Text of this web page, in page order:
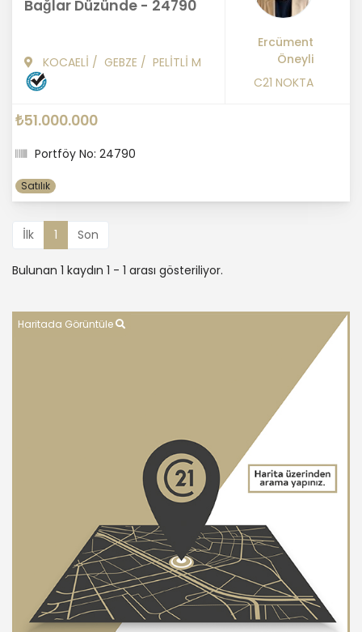
Bağlar Düzünde - 24790
KOCAELİ / GEBZE / PELİTLİ M
Ercüment
Öneyli
C21 NOKTA
₺51.000.000
Portföy No: 24790
Satılık
İlk 1 Son
Bulunan 1 kaydın 1 - 1 arası gösteriliyor.
Haritada Görüntüle